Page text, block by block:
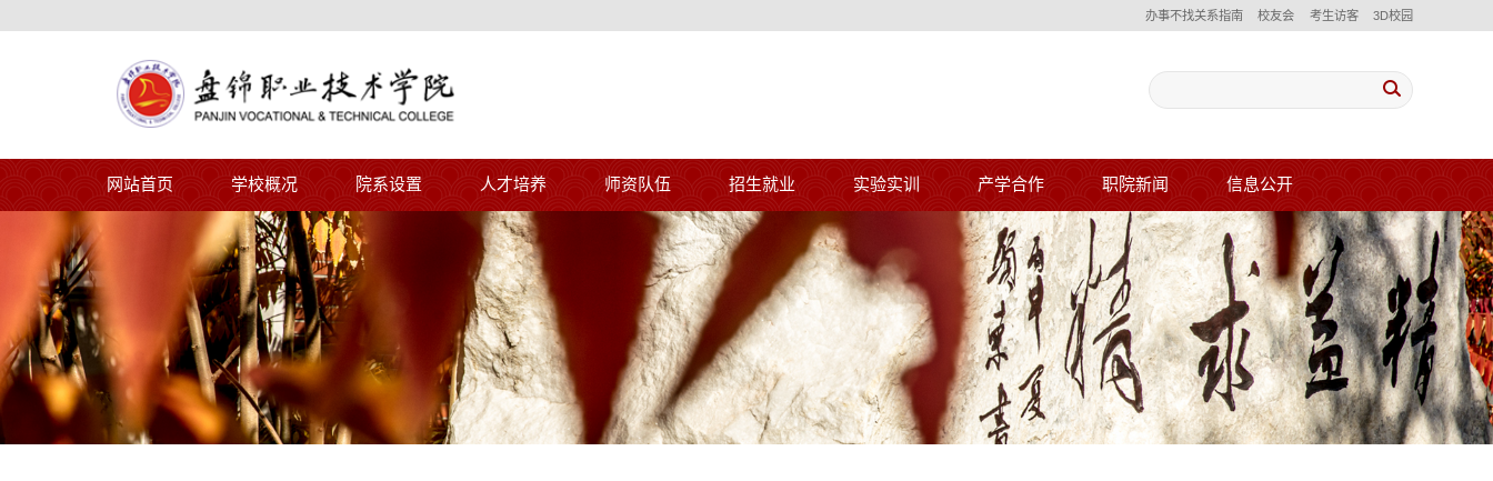
办事不找关系指南 校友会 考生访客 3D校园
网站首页 学校概况 院系设置 人才培养 师资队伍 招生就业 实验实训 产学合作 职院新闻 信息公开